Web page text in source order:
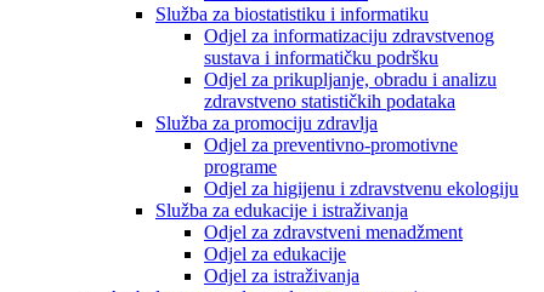
Služba za biostatistiku i informatiku
Odjel za informatizaciju zdravstvenog
sustava i informatičku podršku
Odjel za prikupljanje, obradu i analizu
zdravstveno statističkih podataka
Služba za promociju zdravlja
Odjel za preventivno-promotivne
programe
Odjel za higijenu i zdravstvenu ekologiju
Služba za edukacije i istraživanja
Odjel za zdravstveni menadžment
Odjel za edukacije
Odjel za istraživanja